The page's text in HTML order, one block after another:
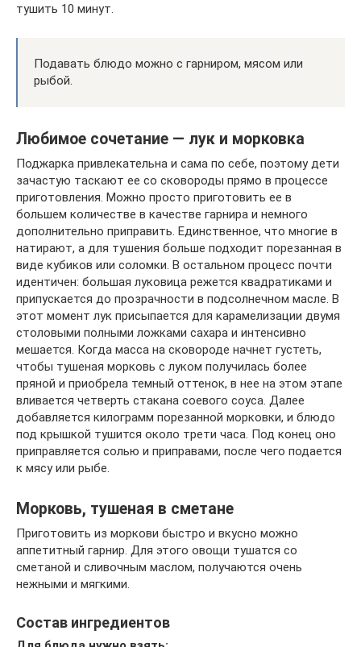
тушить 10 минут.
Подавать блюдо можно с гарниром, мясом или
рыбой.
Любимое сочетание — лук и морковка
Поджарка привлекательна и сама по себе, поэтому дети
зачастую таскают ее со сковороды прямо в процессе
приготовления. Можно просто приготовить ее в
большем количестве в качестве гарнира и немного
дополнительно приправить. Единственное, что многие в
натирают, а для тушения больше подходит порезанная в
виде кубиков или соломки. В остальном процесс почти
идентичен: большая луковица режется квадратиками и
припускается до прозрачности в подсолнечном масле. В
этот момент лук присыпается для карамелизации двумя
столовыми полными ложками сахара и интенсивно
мешается. Когда масса на сковороде начнет густеть,
чтобы тушеная морковь с луком получилась более
пряной и приобрела темный оттенок, в нее на этом этапе
вливается четверть стакана соевого соуса. Далее
добавляется килограмм порезанной морковки, и блюдо
под крышкой тушится около трети часа. Под конец оно
приправляется солью и приправами, после чего подается
к мясу или рыбе.
Морковь, тушеная в сметане
Приготовить из моркови быстро и вкусно можно
аппетитный гарнир. Для этого овощи тушатся со
сметаной и сливочным маслом, получаются очень
нежными и мягкими.
Состав ингредиентов